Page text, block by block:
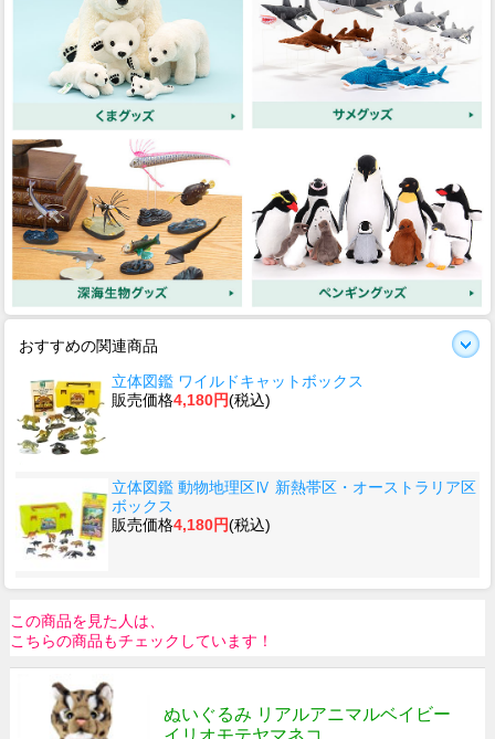
おすすめの関連商品
立体図鑑 ワイルドキャットボックス
販売価格4,180円(税込)
立体図鑑 動物地理区Ⅳ 新熱帯区・オーストラリア区
ボックス
販売価格4,180円(税込)
この商品を見た人は、
こちらの商品もチェックしています！
ぬいぐるみ リアルアニマルベイビー
イリオモテヤマネコ